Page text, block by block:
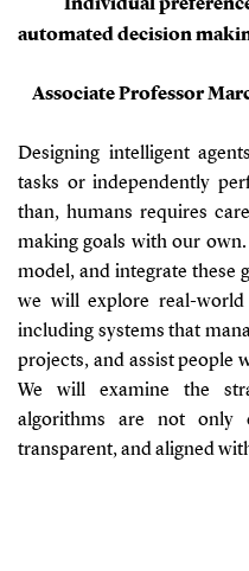
Individual
automated decision
Associate Professor
Designing intelligent
tasks or independently
than, humans requires
making goals with our
model, and integrate these
we will explore real-
including systems that
projects, and assist people
We will examine the
algorithms are not only
transparent, and aligned